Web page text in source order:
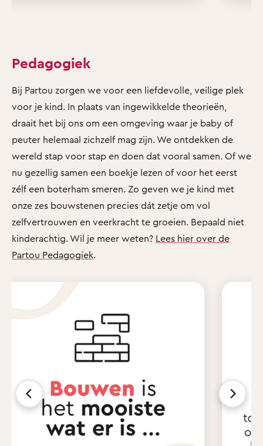
Pedagogiek
Bij Partou zorgen we voor een liefdevolle, veilige plek
voor je kind. In plaats van ingewikkelde theorieën,
draait het bij ons om een omgeving waar je baby of
peuter helemaal zichzelf mag zijn. We ontdekken de
wereld stap voor stap en doen dat vooral samen. Of we
nu gezellig samen een boekje lezen of voor het eerst
zélf een boterham smeren. Zo geven we je kind met
onze zes bouwstenen precies dát zetje om vol
zelfvertrouwen en veerkracht te groeien. Bepaald niet
kinderachtig. Wil je meer weten? Lees hier over de
Partou Pedagogiek.